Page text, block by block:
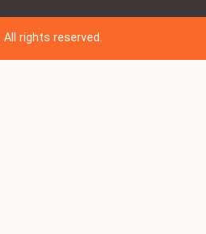
All rights reserved.